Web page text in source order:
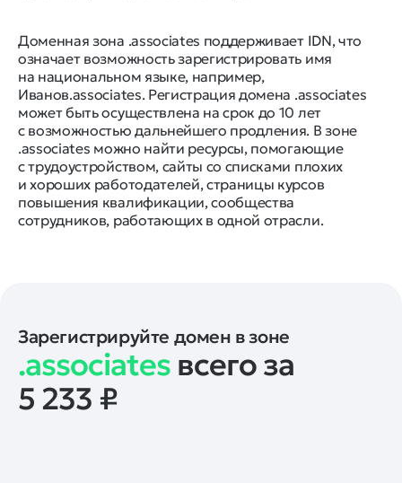
Доменная зона .associates поддерживает IDN, что
означает возможность зарегистрировать имя
на национальном языке, например,
Иванов.associates. Регистрация домена .associates
может быть осуществлена на срок до 10 лет
с возможностью дальнейшего продления. В зоне
.associates можно найти ресурсы, помогающие
с трудоустройством, сайты со списками плохих
и хороших работодателей, страницы курсов
повышения квалификации, сообщества
сотрудников, работающих в одной отрасли.
Зарегистрируйте домен в зоне
.associatesвсего за
5 233 ₽